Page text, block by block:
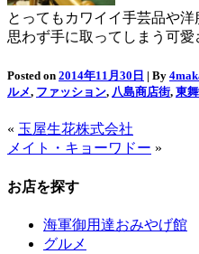
とってもカワイイ手芸品や洋
思わず手に取ってしまう可愛
Posted on 2014年11月30日 | By
ルメ, ファッション, 八島商店街, 東
« 玉屋生花株式会社
メイト・キョーワドー »
お店を探す
海軍御用達おみやげ館
グルメ